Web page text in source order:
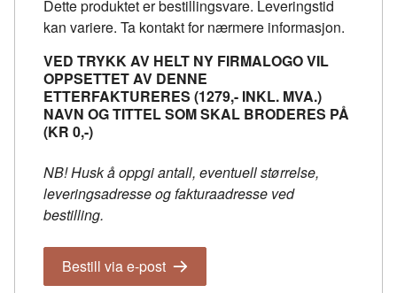
Dette produktet er bestillingsvare. Leveringstid
kan variere. Ta kontakt for nærmere informasjon.
VED TRYKK AV HELT NY FIRMALOGO VIL
OPPSETTET AV DENNE
ETTERFAKTURERES (1279,- INKL. MVA.)
NAVN OG TITTEL SOM SKAL BRODERES PÅ
(KR 0,-)
NB! Husk å oppgi antall, eventuell størrelse,
leveringsadresse og fakturaadresse ved
bestilling.
Bestill via e-post